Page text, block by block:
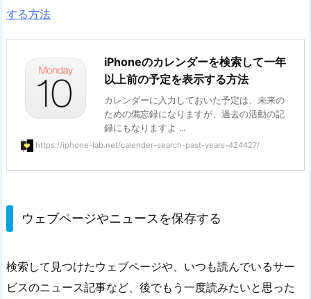
する方法
iPhoneのカレンダーを検索して一年
以上前の予定を表示する方法
カレンダーに入力しておいた予定は、未来の
ための備忘録になりますが、過去の活動の記
録にもなりますよ ...
https://iphone-lab.net/calender-search-past-years-424427/
ウェブページやニュースを保存する
検索して見つけたウェブページや、いつも読んでいるサー
ビスのニュース記事など、後でもう一度読みたいと思った